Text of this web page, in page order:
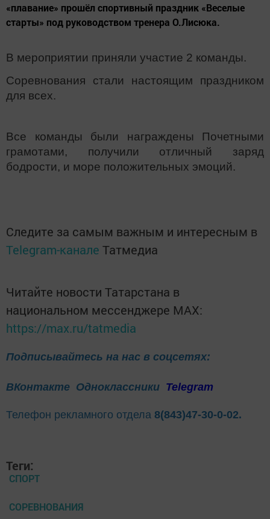
«плавание» прошёл спортивный праздник «Веселые
старты» под руководством тренера О.Лисюка.
В мероприятии приняли участие 2 команды.
Соревнования стали настоящим праздником
для всех.
Все команды были награждены Почетными
грамотами, получили отличный заряд
бодрости, и море положительных эмоций.
Следите за самым важным и интересным в
Telegram-канале Татмедиа
Читайте новости Татарстана в
национальном мессенджере MАХ:
https://max.ru/tatmedia
Подписывайтесь на нас в соцсетях:
ВКонтакте Одноклассники Telegram
Телефон рекламного отдела 8(843)47-30-0-02.
Теги:
СПОРТ
СОРЕВНОВАНИЯ